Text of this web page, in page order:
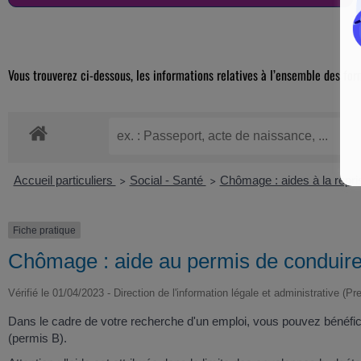
Vous trouverez ci-dessous, les informations relatives à l’ensemble des
Accueil particuliers > Social - Santé > Chômage : aides à la
Fiche pratique
Chômage : aide au permis de
Vérifié le 01/04/2023 - Direction de l'information légale et administrative
Dans le cadre de votre recherche d'un emploi, vous pouvez
(permis B).